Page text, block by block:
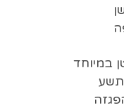
במיוחד
תשע